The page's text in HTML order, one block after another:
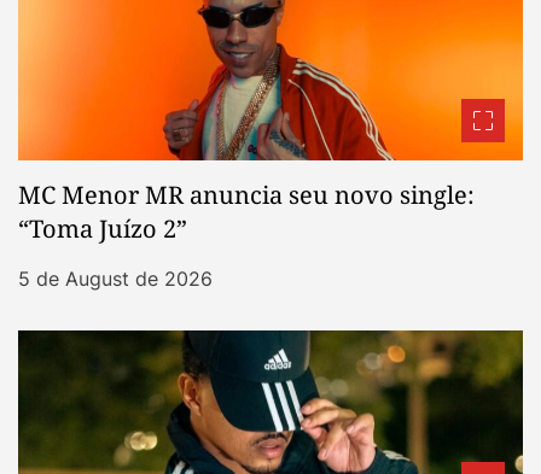
MC Menor MR anuncia seu novo single:
“Toma Juízo 2”
5 de August de 2026